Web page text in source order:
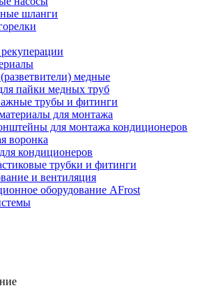
шланги
медные
пайки медных труб
трубы и фитинги
для монтажа
для монтажа кондиционеров
воронка
кондиционеров
трубки и фитинги
и вентиляция
оборудование AFrost